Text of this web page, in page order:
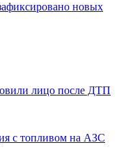
новых
лицо после ДТП
с топливом на АЗС